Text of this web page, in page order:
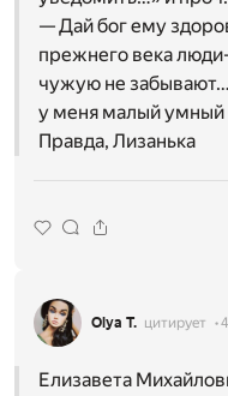
— Дай бог ему
прежнего века
чужую не
у меня малый умный
Правда, Лизанька
Olya T. цитирует
Елизавета